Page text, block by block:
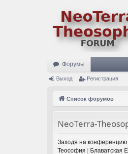
Форумы
Выход Регистрация
Список форумов
NeoTerra-
Заходя на
Теософия | Блаватская